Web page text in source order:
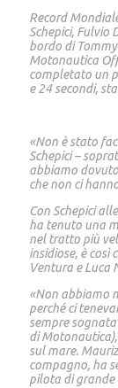
Record
Schepici, Fulvio
bordo di
Motonautica
completato un
e 24 secondi,
«Non è stato
Schepici –
abbiamo
che non ci
Con Schepici
ha tenuto una
nel tratto più
insidiose, è così
Ventura e Luca
«Non abbiamo
perché ci
sempre
di
sul mare.
compagno, ha
pilota di grande